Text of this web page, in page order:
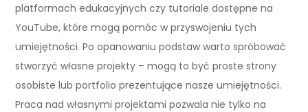
platformach edukacyjnych czy tutoriale dostępne na
YouTube, które mogą pomóc w przyswojeniu tych
umiejętności. Po opanowaniu podstaw warto spróbować
stworzyć własne projekty – mogą to być proste strony
osobiste lub portfolio prezentujące nasze umiejętności.
Praca nad własnymi projektami pozwala nie tylko na